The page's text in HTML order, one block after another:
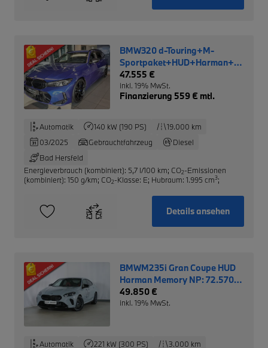
BMW320 d-Touring+M-
Sportpaket+HUD+Harman+LRH
NP: 71.210,-€
47.555 €
inkl. 19% MwSt.
Finanzierung 559 € mtl.
Automatik 140 kW (190 PS)
19.000 km
03/2025
Gebrauchtfahrzeug
Diesel
Bad Hersfeld
Energieverbrauch (kombiniert): 5,7 l/100 km; CO2-Emissionen
(kombiniert): 150 g/km; CO2-Klasse: E; Hubraum: 1.995 cm3;
Details ansehen
BMWM235i Gran Coupe HUD
Harman Memory NP: 72.570,-
EUR
49.850 €
inkl. 19% MwSt.
Automatik 221 kW (300 PS) 3.000 km